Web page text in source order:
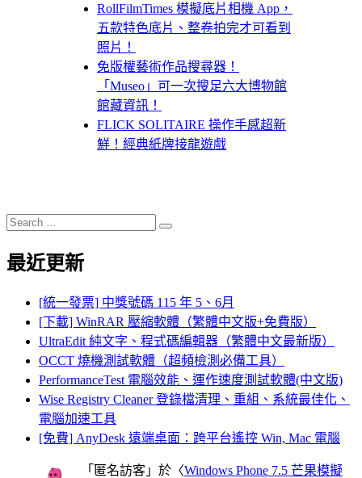
RollFilmTimes 模擬底片相機 App，
五款特色底片、整卷拍完才可看到
照片！
免版權藝術作品搜尋器！
「Museo」可一次搜足六大博物館
館藏資訊！
FLICK SOLITAIRE 操作手感超新
鮮！經典紙牌接龍遊戲
Search
for:
Search
最近更新
[統一發票] 中獎號碼 115 年 5、6月
[下載] WinRAR 壓縮軟體（繁體中文版+免費版）
UltraEdit 純文字、程式碼編輯器（繁體中文最新版）
OCCT 燒機測試軟體（超頻檢測必備工具）
PerformanceTest 電腦效能、運作速度測試軟體(中文版)
Wise Registry Cleaner 登錄檔清理、重組、系統最佳化、
電腦加速工具
[免費] AnyDesk 遠端桌面：跨平台遙控 Win, Mac 電腦
「 匿名訪客 」於〈Windows Phone 7.5 芒果模擬